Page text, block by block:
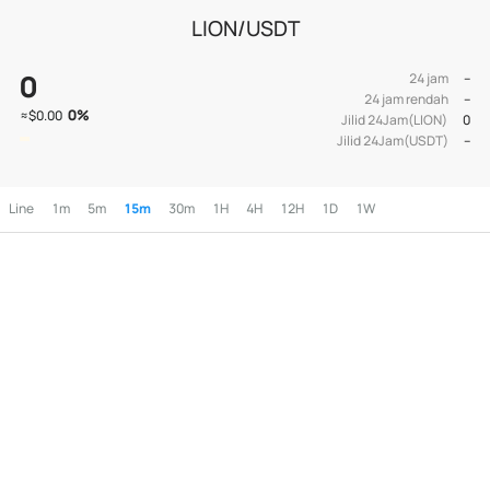
LION/USDT
0
≈$0.00 0%
24 jam
--
24 jam rendah
--
Jilid 24Jam(LION)
0
Jilid 24Jam(USDT)
--
Line 1m 5m 15m 30m 1H 4H 12H 1D 1W